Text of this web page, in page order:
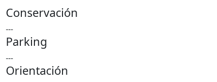
Conservación
---
Parking
---
Orientación